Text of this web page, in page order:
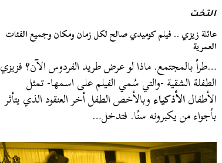
التخت
عائلة زيزي .. فيلم كوميدي صالح لكل زمان ومكان وجميع الفئات
العمرية
…طرأ بالمجتمع. ماذا لو عرض طريد الفردوس الآن؟ فزيزي
الطفلة الشقية -والتي سُمي الفيلم على اسمها- تمثل
الأطفالالأذكياءوبالأخص الطفل أخر العنقود الذي يتأثر
بأجواء من يكبرونه سنًا. فتدخل…